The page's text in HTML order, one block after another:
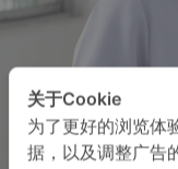
关于Cookie
为了更好的浏览体
据，以及调整广告